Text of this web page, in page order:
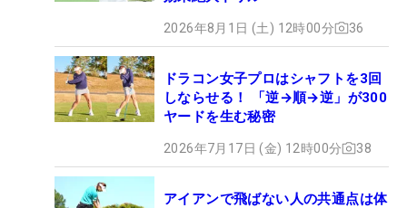
2026年8月1日 (土) 12時00分 36
ドラコン女子プロはシャフトを3回
しならせる！ 「逆→順→逆」が300
ヤードを生む秘密
2026年7月17日 (金) 12時00分 38
アイアンで飛ばない人の共通点は体